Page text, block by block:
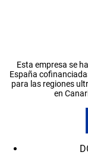
Esta empresa se
España
para las regiones
en